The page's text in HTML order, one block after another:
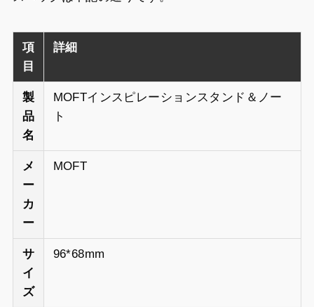
項
目
詳細
製
品
名
MOFTインスピレーションスタンド＆ノー
ト
メ
ー
カ
ー
MOFT
サ
イ
ズ
96*68mm